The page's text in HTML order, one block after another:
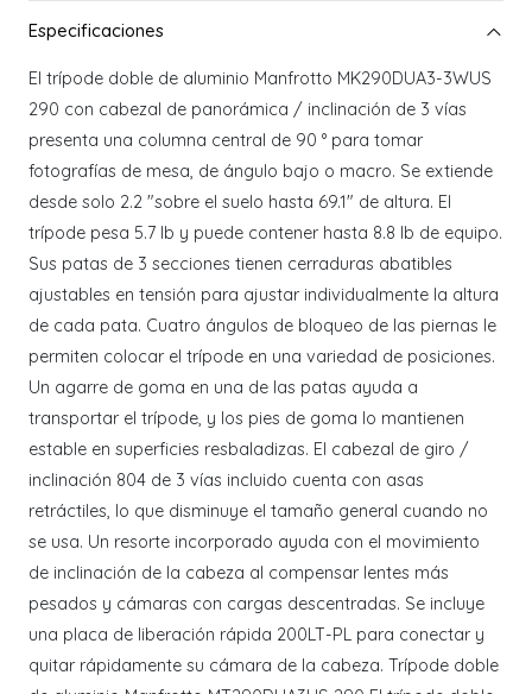
El trípode doble de aluminio Manfrotto MK290DUA3-3WUS
290 con cabezal de panorámica / inclinación de 3 vías
presenta una columna central de 90 ° para tomar
fotografías de mesa, de ángulo bajo o macro. Se extiende
desde solo 2.2 "sobre el suelo hasta 69.1" de altura. El
trípode pesa 5.7 lb y puede contener hasta 8.8 lb de equipo.
Sus patas de 3 secciones tienen cerraduras abatibles
ajustables en tensión para ajustar individualmente la altura
de cada pata. Cuatro ángulos de bloqueo de las piernas le
permiten colocar el trípode en una variedad de posiciones.
Un agarre de goma en una de las patas ayuda a
transportar el trípode, y los pies de goma lo mantienen
estable en superficies resbaladizas. El cabezal de giro /
inclinación 804 de 3 vías incluido cuenta con asas
retráctiles, lo que disminuye el tamaño general cuando no
se usa. Un resorte incorporado ayuda con el movimiento
de inclinación de la cabeza al compensar lentes más
pesados ​​y cámaras con cargas descentradas. Se incluye
una placa de liberación rápida 200LT-PL para conectar y
quitar rápidamente su cámara de la cabeza. Trípode doble